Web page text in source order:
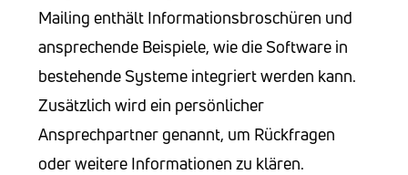
Mailing enthält Informationsbroschüren und
ansprechende Beispiele, wie die Software in
bestehende Systeme integriert werden kann.
Zusätzlich wird ein persönlicher
Ansprechpartner genannt, um Rückfragen
oder weitere Informationen zu klären.